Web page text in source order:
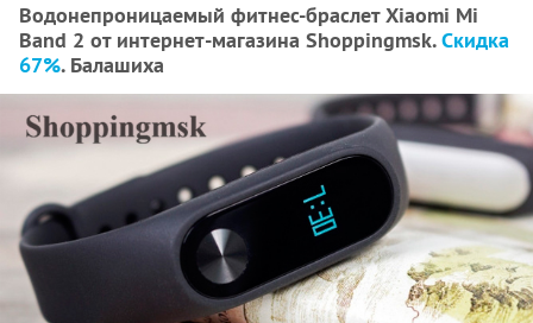
Водонепроницаемый фитнес-браслет Xiaomi Mi
Band 2 от интернет-магазина Shoppingmsk.Скидка
67%. Балашиха